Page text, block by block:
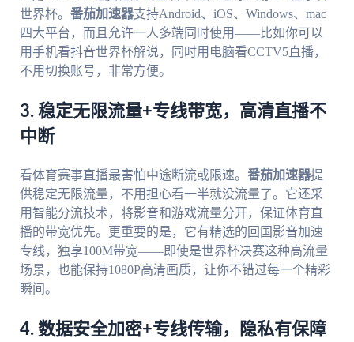
世界杯。 番茄加速器支持Android、iOS、Windows、mac
四大平台，而且允许一人多端同时使用——比如你可以
用手机看抖音世界杯解说，同时用电脑看CCTV5直播，
不用切换账号，非常方便。
3. 稳定无限流量+专线带宽，高清直播不
中断
看体育赛事直播最害怕中途断流或限速。 番茄加速器提
供稳定无限流量，不用担心看一半就没流量了。它还采
用智能分流技术，将影音和游戏流量分开，保证体育直
播的带宽优先。更重要的是，它有精选的回国影音加速
专线，独享100M带宽——即使是世界杯决赛这种高流量
场景，也能保持1080P高清画质，让你不错过每一个精彩
瞬间。
4. 数据安全加密+专线传输，隐私有保障